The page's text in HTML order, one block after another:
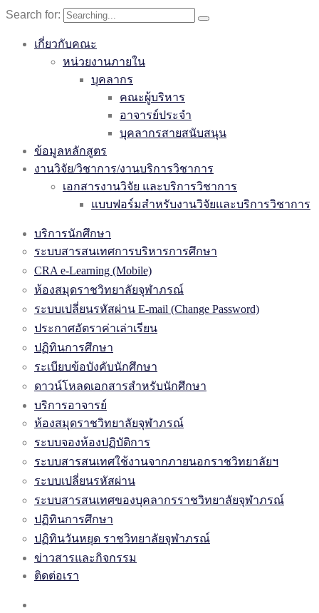
Search for:
เกี่ยวกับคณะ
หน่วยงานภายใน
บุคลากร
คณะผู้บริหาร
อาจารย์ประจำ
บุคลากรสายสนับสนุน
ข้อมูลหลักสูตร
งานวิจัย/วิชาการ/งานบริการวิชาการ
เอกสารงานวิจัย และบริการวิชาการ
แบบฟอร์มสำหรับงานวิจัยและบริการวิชาการ
บริการนักศึกษา
ระบบสารสนเทศการบริหารการศึกษา
CRA e-Learning (Mobile)
ห้องสมุดราชวิทยาลัยจุฬาภรณ์
ระบบเปลี่ยนรหัสผ่าน E-mail (Change Password)
ประกาศอัตราค่าเล่าเรียน
ปฏิทินการศึกษา
ระเบียบข้อบังคับนักศึกษา
ดาวน์โหลดเอกสารสำหรับนักศึกษา
บริการอาจารย์
ห้องสมุดราชวิทยาลัยจุฬาภรณ์
ระบบจองห้องปฏิบัติการ
ระบบสารสนเทศใช้งานจากภายนอกราชวิทยาลัยฯ
ระบบเปลี่ยนรหัสผ่าน
ระบบสารสนเทศของบุคลากรราชวิทยาลัยจุฬาภรณ์
ปฏิทินการศึกษา
ปฏิทินวันหยุด ราชวิทยาลัยจุฬาภรณ์
ข่าวสารและกิจกรรม
ติดต่อเรา